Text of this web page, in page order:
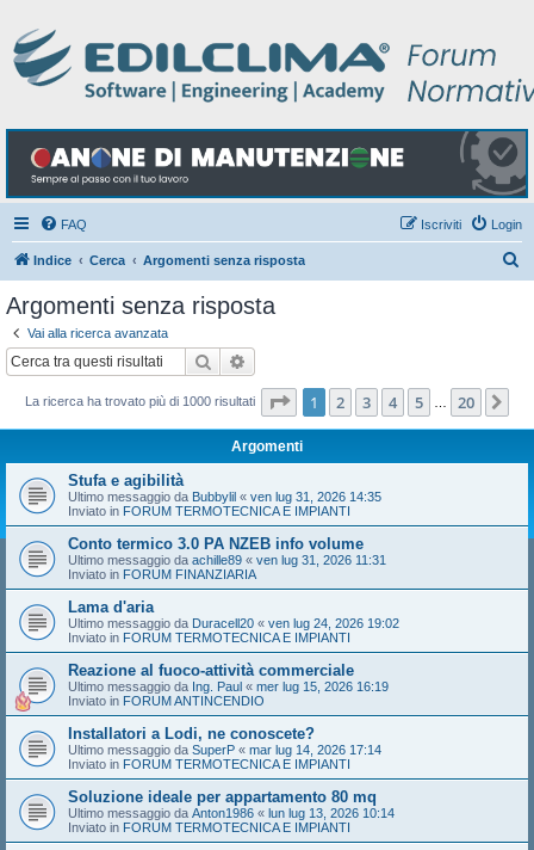
FAQ Login
Iscriviti
Indice Cerca Argomenti senza risposta
Argomenti senza risposta
Vai alla ricerca avanzata
Cerca
La ricerca ha trovato più di 1000 risultati Pagina di 20
1 2 3 4 5 20
Argomenti
Stufa e agibilità
Ultimo messaggio da Bubbylil « ven lug 31, 2026 14:35
Inviato in FORUM TERMOTECNICA E IMPIANTI
Conto termico 3.0 PA NZEB info volume
Ultimo messaggio da achille89 « ven lug 31, 2026 11:31
Inviato in FORUM FINANZIARIA
Lama d'aria
Ultimo messaggio da Duracell20 « ven lug 24, 2026 19:02
Inviato in FORUM TERMOTECNICA E IMPIANTI
Reazione al fuoco-attività commerciale
Ultimo messaggio da Ing. Paul « mer lug 15, 2026 16:19
Inviato in FORUM ANTINCENDIO
Installatori a Lodi, ne conoscete?
Ultimo messaggio da SuperP « mar lug 14, 2026 17:14
Inviato in FORUM TERMOTECNICA E IMPIANTI
Soluzione ideale per appartamento 80 mq
Ultimo messaggio da Anton1986 « lun lug 13, 2026 10:14
Inviato in FORUM TERMOTECNICA E IMPIANTI